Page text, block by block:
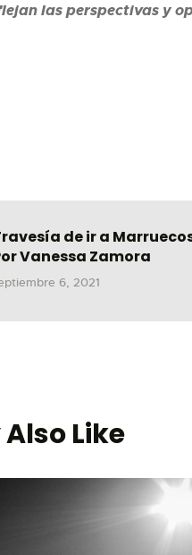
las perspectivas y
de ir a
Vanessa Zamora
6, 2021
Like